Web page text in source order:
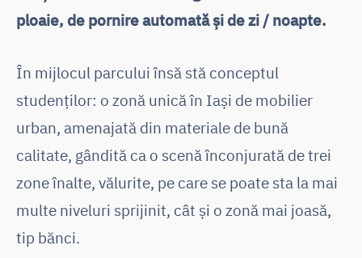
ploaie, de pornire automată și de zi / noapte.
În mijlocul parcului însă stă conceptul
studenților: o zonă unică în Iași de mobilier
urban, amenajată din materiale de bună
calitate, gândită ca o scenă înconjurată de trei
zone înalte, vălurite, pe care se poate sta la mai
multe niveluri sprijinit, cât și o zonă mai joasă,
tip bănci.